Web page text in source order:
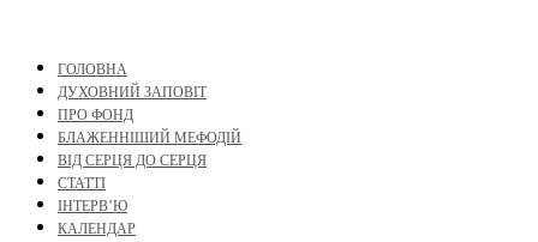
ГОЛОВНА
ДУХОВНИЙ ЗАПОВІТ
ПРО ФОНД
БЛАЖЕННІШИЙ МЕФОДІЙ
ВІД СЕРЦЯ ДО СЕРЦЯ
СТАТТІ
ІНТЕРВ’Ю
КАЛЕНДАР